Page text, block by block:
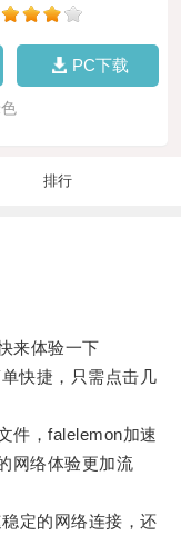
PC下载
排行
来体验一下
快捷，只需点击几
，falelemon加速
网络体验更加流
定的网络连接，还